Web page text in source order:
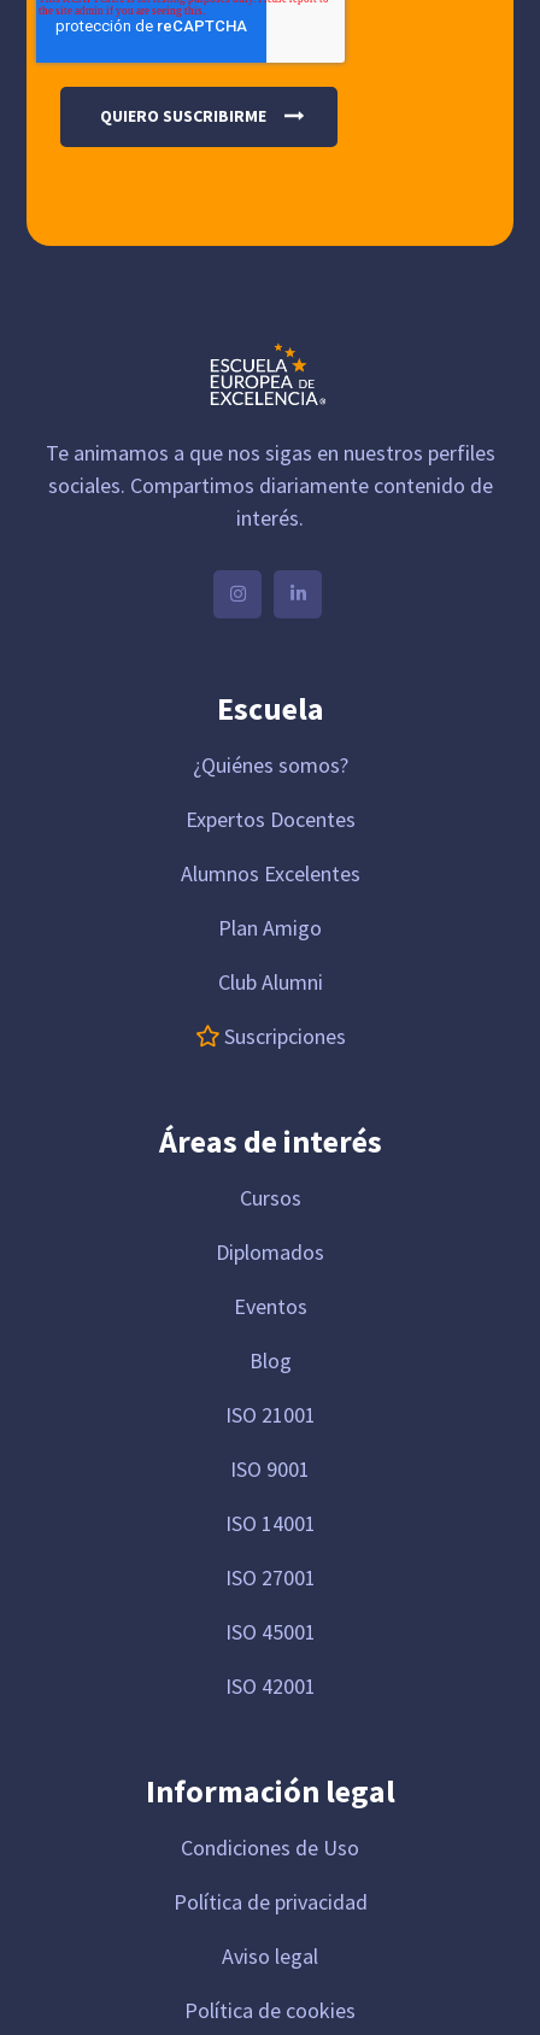
Te animamos a que nos sigas en nuestros perfiles
sociales. Compartimos diariamente contenido de
interés.
Escuela
¿Quiénes somos?
Expertos Docentes
Alumnos Excelentes
Plan Amigo
Club Alumni
Suscripciones
Áreas de interés
Cursos
Diplomados
Eventos
Blog
ISO 21001
ISO 9001
ISO 14001
ISO 27001
ISO 45001
ISO 42001
Información legal
Condiciones de Uso
Política de privacidad
Aviso legal
Política de cookies